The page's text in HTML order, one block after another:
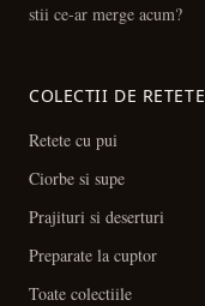
stii ce-ar merge acum?
COLECTII DE RETETE
Retete cu pui
Ciorbe si supe
Prajituri si deserturi
Preparate la cuptor
Toate colectiile